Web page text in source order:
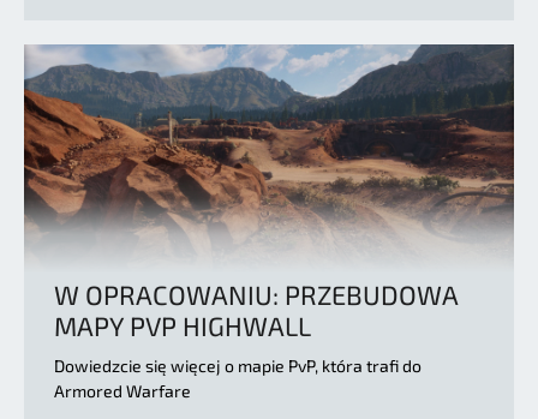
W OPRACOWANIU: PRZEBUDOWA
MAPY PVP HIGHWALL
Dowiedzcie się więcej o mapie PvP, która trafi do
Armored Warfare